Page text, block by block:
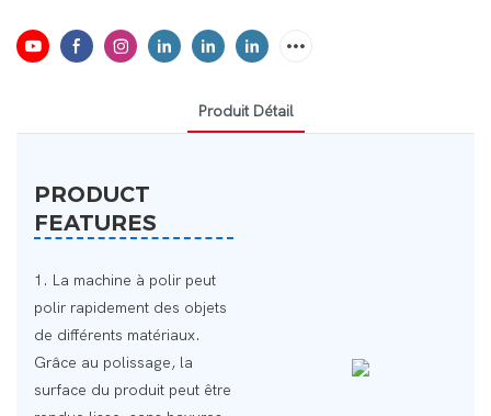
Produit Détail
PRODUCT
FEATURES
1. La machine à polir peut
polir rapidement des objets
de différents matériaux.
Grâce au polissage, la
surface du produit peut être